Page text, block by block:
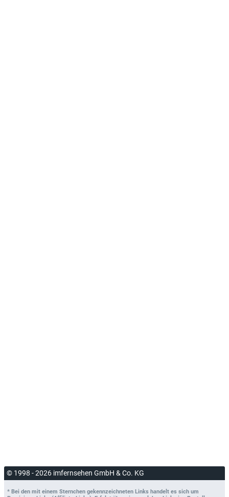
© 1998 - 2026 imfernsehen GmbH & Co. KG
* Bei den mit einem Sternchen gekennzeichneten Links handelt es sich um